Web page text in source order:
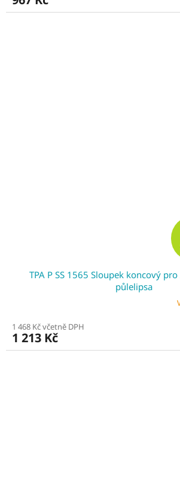
TPA P SS 1565 Sloupek koncový
půlelipsa
1 468 Kč včetně DPH
1 213 Kč